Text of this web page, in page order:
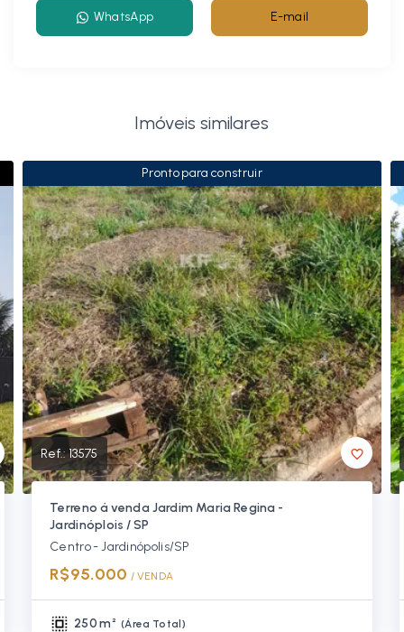
WhatsApp E-mail
Imóveis similares
Pronto para construir
Ref.:13575
Terreno á venda Jardim Maria Regina -
Jardinóplois / SP
Centro - Jardinópolis/SP
R$95.000 / VENDA
250 m² (Área Total)